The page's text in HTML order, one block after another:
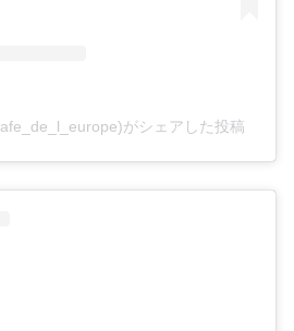
がシェアした投稿